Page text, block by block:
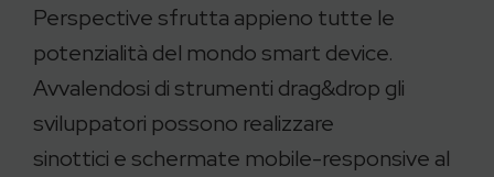
Perspective sfrutta appieno tutte le
potenzialità del mondo smart device.
Avvalendosi di strumenti drag&drop gli
sviluppatori possono realizzare
sinottici e schermate mobile-responsive al